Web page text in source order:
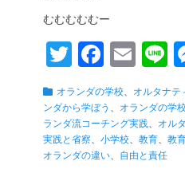
むむむむむー
T
wi
tte
r
Fa
ce
bo
ok
E
ail
カ
テ
ゴ
リ
ー
オランダの学校、 オルタナテ
ンダから学ぼう 、 オランダの学
ランダ流コーチング実践、 オル
実践と省察、 小学校、 教育、 教
オランダの違い、 自由と責任